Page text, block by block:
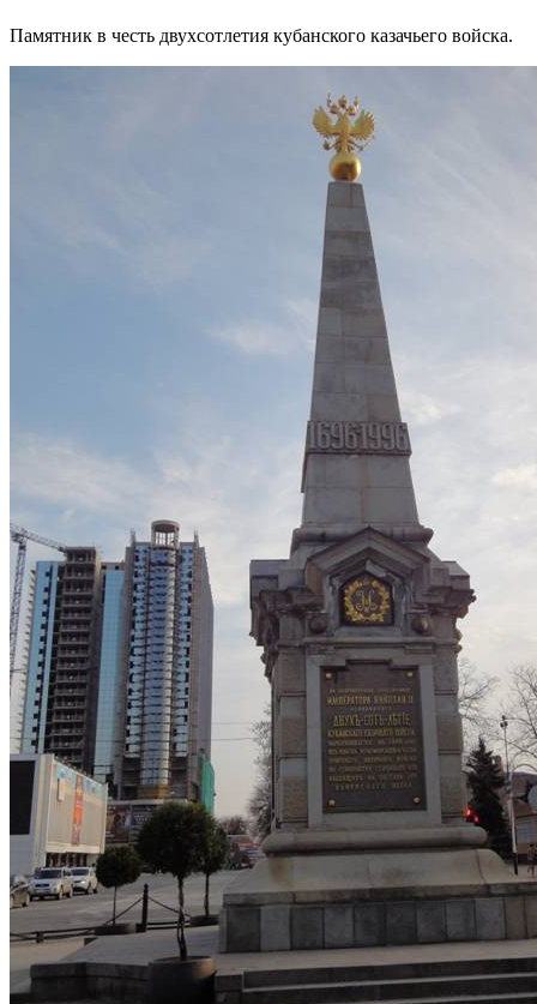
Памятник в честь двухсотлетия кубанского казачьего войска.